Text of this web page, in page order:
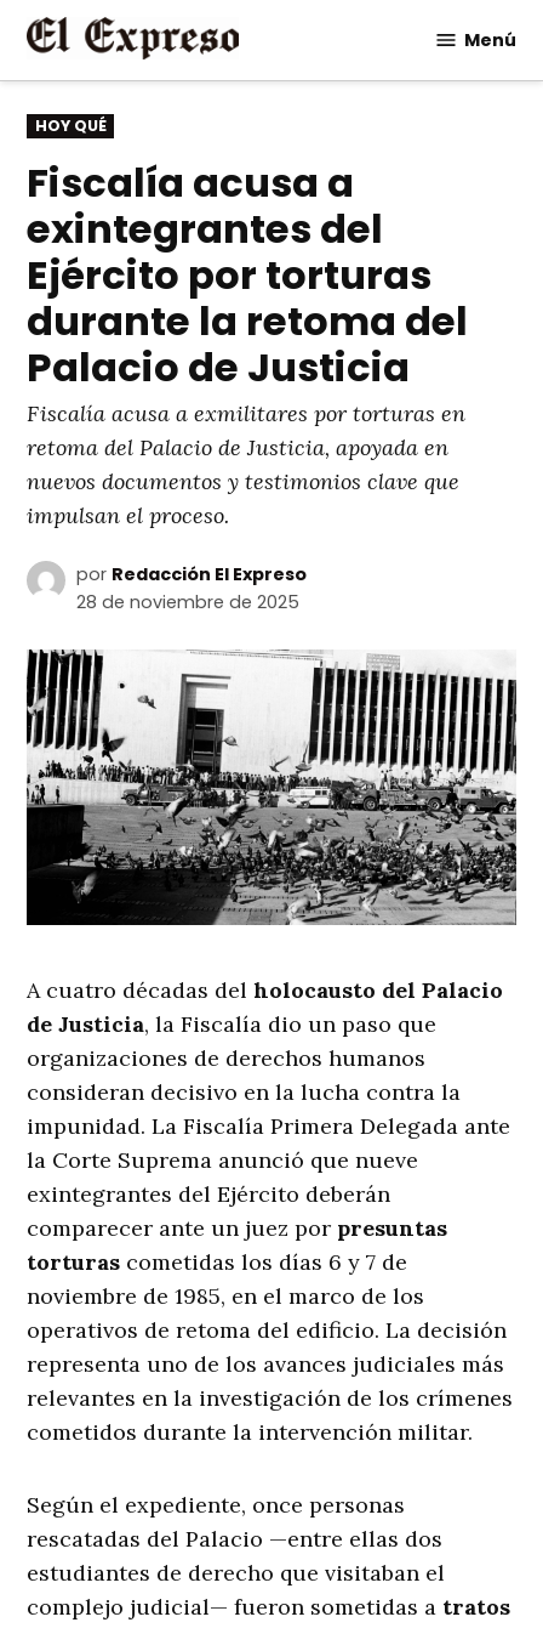
Saltar
contenido
Menú
PUBLICADO
EN
HOY QUÉ
Fiscalía acusa a
exintegrantes del
Ejército por torturas
durante la retoma del
Palacio de Justicia
Fiscalía acusa a exmilitares por torturas en
retoma del Palacio de Justicia, apoyada en
nuevos documentos y testimonios clave que
impulsan el proceso.
por Redacción El Expreso
28 de noviembre de 2025
A cuatro décadas delholocausto del Palacio
de Justicia, la Fiscalía dio un paso que
organizaciones de derechos humanos
consideran decisivo en la lucha contra la
impunidad. La Fiscalía Primera Delegada ante
la Corte Suprema anunció que nueve
exintegrantes del Ejército deberán
comparecer ante un juez por presuntas
torturas cometidas los días 6 y 7 de
noviembre de 1985, en el marco de los
operativos de retoma del edificio. La decisión
representa uno de los avances judiciales más
relevantes en la investigación de los crímenes
cometidos durante la intervención militar.
Según el expediente, once personas
rescatadas del Palacio —entre ellas dos
estudiantes de derecho que visitaban el
complejo judicial— fueron sometidas a tratos